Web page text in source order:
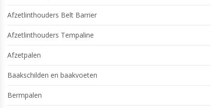
Afzetlinthouders Belt Barrier
Afzetlinthouders Tempaline
Afzetpalen
Baakschilden en baakvoeten
Bermpalen